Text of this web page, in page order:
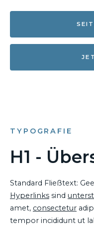
TYPOGRAFIE
H1 -
Standard Fließtext:
Hyperlinks sind
amet, consectetur
tempor incididunt ut